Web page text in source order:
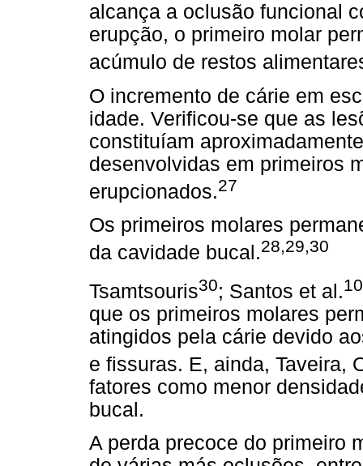
alcança a oclusão funcional
erupção, o primeiro molar
acúmulo de restos
O incremento de cárie em
idade. Verificou-se que as
constituíam
desenvolvidas em primeiros
erupcionados.27
Os primeiros molares
da cavidade bucal.28,29,30
Tsamtsouris30; Santos et al.10
que os primeiros molares
atingidos pela cárie devido
e fissuras. E, ainda, Taveira,
fatores como menor
bucal.
A perda precoce do primeiro